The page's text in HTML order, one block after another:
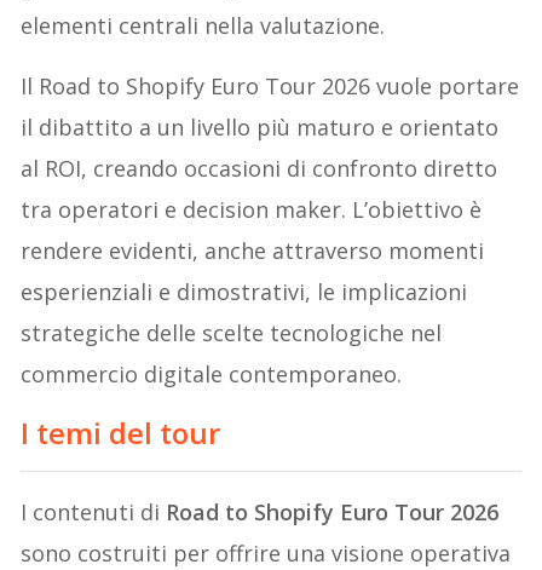
elementi centrali nella valutazione.
Il Road to Shopify Euro Tour 2026 vuole portare
il dibattito a un livello più maturo e orientato
al ROI, creando occasioni di confronto diretto
tra operatori e decision maker. L’obiettivo è
rendere evidenti, anche attraverso momenti
esperienziali e dimostrativi, le implicazioni
strategiche delle scelte tecnologiche nel
commercio digitale contemporaneo.
I temi del tour
I contenuti di Road to Shopify Euro Tour 2026
sono costruiti per offrire una visione operativa